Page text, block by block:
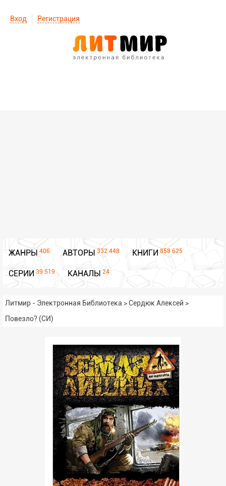
Вход Регистрация
ЖАНРЫ 406 АВТОРЫ 332 448 КНИГИ 858 625
СЕРИИ 39 519 КАНАЛЫ 24
Литмир - Электронная Библиотека >Сердюк Алексей >
Повезло? (СИ)